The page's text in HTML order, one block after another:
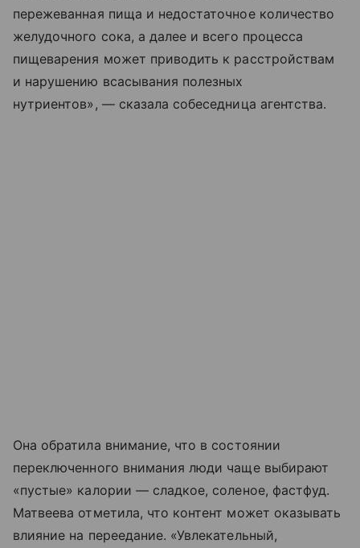
пережеванная пища и недостаточное количество
желудочного сока, а далее и всего процесса
пищеварения может приводить к расстройствам
и нарушению всасывания полезных
нутриентов», — сказала собеседница агентства.
Она обратила внимание, что в состоянии
переключенного внимания люди чаще выбирают
«пустые» калории — сладкое, соленое, фастфуд.
Матвеева отметила, что контент может оказывать
влияние на переедание. «Увлекательный,